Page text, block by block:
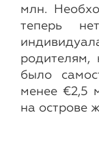
млн.
теперь
родителям,
было
менее €2,5
на острове